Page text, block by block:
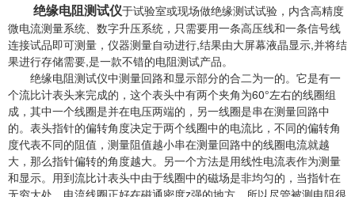
绝缘电阻测试仪于试验室或现场做绝缘测试试验，内含高精度
微电流测量系统、数字升压系统，只需要用一条高压线和一条信号线
连接试品即可测量，仪器测量自动进行,结果由大屏幕液晶显示,并将结
果进行存储需要,是一款不错的电阻测试产品。
绝缘电阻测试仪中测量回路和显示部分的合二为一的。它是有一
个流比计表头来完成的，这个表头中有两个夹角为60°左右的线圈组
成，其中一个线圈是并在电压两端的，另一线圈是串在测量回路中
的。表头指针的偏转角度决定于两个线圈中的电流比，不同的偏转角
度代表不同的阻值，测量阻值越小串在测量回路中的线圈电流就越
大，那么指针偏转的角度越大。另一个方法是用线性电流表作为测量
和显示。用到流比计表头中由于线圈中的磁场是非均匀的，当指针在
无穷大处，电流线圈正好在磁通密度z强的地方，所以尽管被测电阻很